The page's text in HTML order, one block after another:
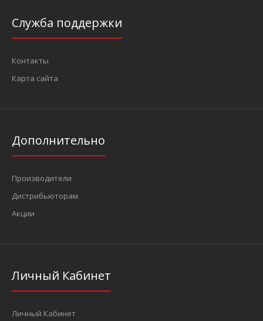
Служба поддержки
Контакты
Карта сайта
Дополнительно
Производители
Дистрибьюторам
Акции
Личный Кабинет
Личный Кабинет